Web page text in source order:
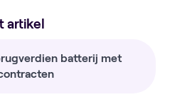
artikel
batterij met